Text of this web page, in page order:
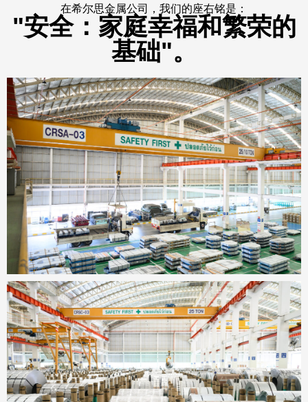
在希尔思金属公司，我们的座右铭是：
"安全：家庭幸福和繁荣的
基础"。